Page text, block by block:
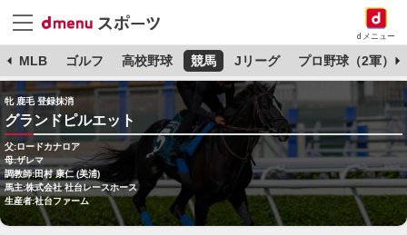
dメニュー
MLB ゴルフ 高校野球 競馬 Jリーグ プロ野球（2軍）
牝 鹿毛 登録抹消
グランドピルエット
父:ロードカナロア
母:ザレマ
調教師:田村 康仁 (美浦)
馬主:株式会社 社台レースホース
生産者:社台ファーム